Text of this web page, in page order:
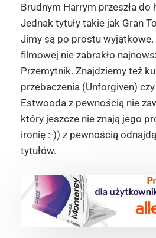
Brudnym Harrym przeszła do
Jednak tytuły takie jak Gran
Jimy są po prostu
filmowej nie zabrakło
Przemytnik. Znajdziemy też
przebaczenia (Unforgiven) czy
Estwooda z pewnością nie
który jeszcze nie znają jego
ironię :-)) z pewnością
tytułów.